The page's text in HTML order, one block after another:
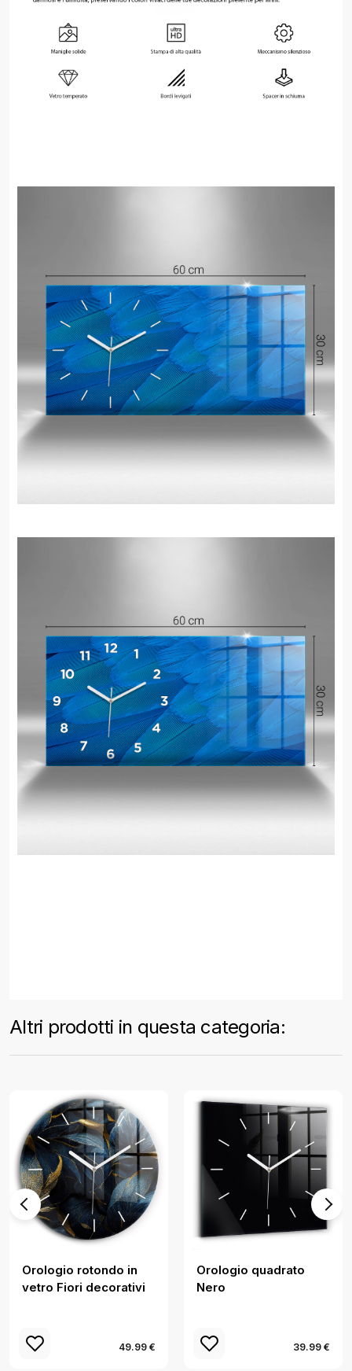
Altri prodotti in questa categoria:
Orologio rotondo in
vetro Fiori decorativi
49.99 €
Orologio quadrato
Nero
39.99 €